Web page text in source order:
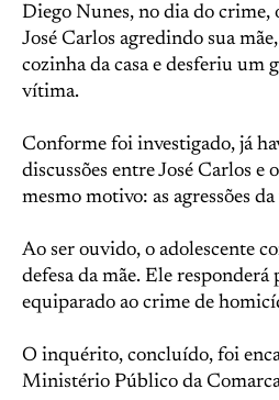
Diego Nunes, no dia do crime,
José Carlos agredindo sua
cozinha da casa e desferiu um
vítima.
Conforme foi investigado, já
discussões entre José Carlos e
mesmo motivo: as agressões
Ao ser ouvido, o adolescente
defesa da mãe. Ele
equiparado ao crime de
O inquérito, concluído, foi
Ministério Público da